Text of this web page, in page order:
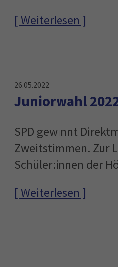
[ Weiterlesen ]
26.05.2022
Juniorwahl
SPD gewinnt
Zweitstimmen. Zur
Schüler:innen der
[ Weiterlesen ]